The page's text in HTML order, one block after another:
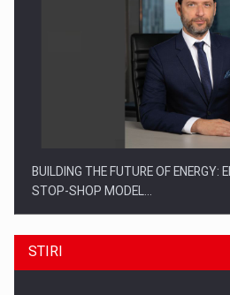
BUILDING THE FUTURE OF ENERGY:
STOP-SHOP MODEL…
STIRI